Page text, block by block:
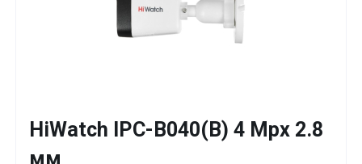
HiWatch IPC-B040(B) 4 Mpx 2.8
мм